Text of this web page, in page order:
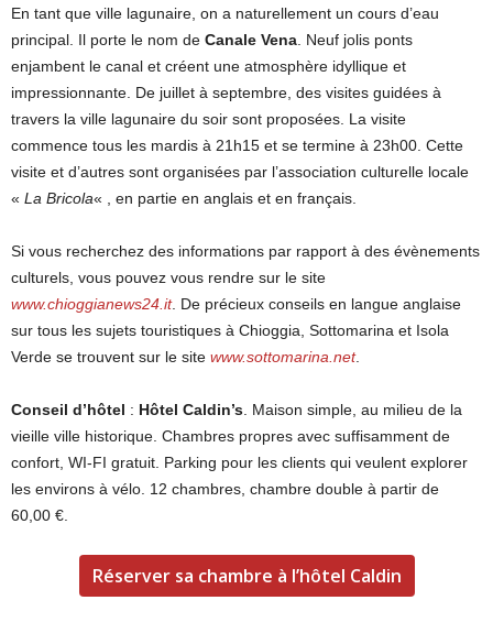
En tant que ville lagunaire, on a naturellement un cours d’eau
principal. Il porte le nom de Canale Vena . Neuf jolis ponts
enjambent le canal et créent une atmosphère idyllique et
impressionnante. De juillet à septembre, des visites guidées à
travers la ville lagunaire du soir sont proposées. La visite
commence tous les mardis à 21h15 et se termine à 23h00. Cette
visite et d’autres sont organisées par l’association culturelle locale
« La Bricola« , en partie en anglais et en français.
Si vous recherchez des informations par rapport à des évènements
culturels, vous pouvez vous rendre sur le site
www.chioggianews24.it. De précieux conseils en langue anglaise
sur tous les sujets touristiques à Chioggia, Sottomarina et Isola
Verde se trouvent sur le site www.sottomarina.net.
Conseil d’hôtel : Hôtel Caldin’s . Maison simple, au milieu de la
vieille ville historique. Chambres propres avec suffisamment de
confort, WI-FI gratuit. Parking pour les clients qui veulent explorer
les environs à vélo. 12 chambres, chambre double à partir de
60,00 €.
Réserver sa chambre à l’hôtel Caldin